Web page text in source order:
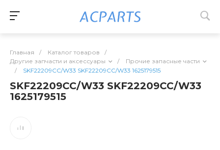
Главная / Каталог товаров
/
Другие запчасти и аксессуары
/
Прочие запасные части
/
SKF22209CC/W33 SKF22209CC/W33 1625179515
SKF22209CC/W33 SKF22209CC/W33
1625179515